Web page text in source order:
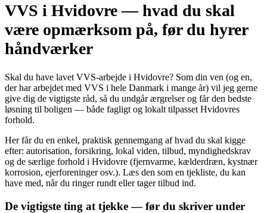
VVS i Hvidovre — hvad du skal
være opmærksom på, før du hyrer
håndværker
Skal du have lavet VVS‑arbejde i Hvidovre? Som din ven (og en,
der har arbejdet med VVS i hele Danmark i mange år) vil jeg gerne
give dig de vigtigste råd, så du undgår ærgrelser og får den bedste
løsning til boligen — både fagligt og lokalt tilpasset Hvidovres
forhold.
Her får du en enkel, praktisk gennemgang af hvad du skal kigge
efter: autorisation, forsikring, lokal viden, tilbud, myndighedskrav
og de særlige forhold i Hvidovre (fjernvarme, kælderdræn, kystnær
korrosion, ejerforeninger osv.). Læs den som en tjekliste, du kan
have med, når du ringer rundt eller tager tilbud ind.
De vigtigste ting at tjekke — før du skriver under